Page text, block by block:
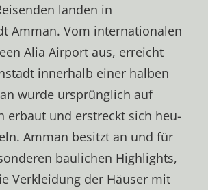
landen in
Am­man. Vom in­ter­na­tio­na­len
Alia Air­port aus, er­reicht
in­ner­halb ei­ner halben
wur­de ur­sprüng­lich auf
er­baut und er­streckt sich heu­
Am­man be­sitzt an und für
bau­li­chen High­lights,
Ver­klei­dung der Häu­ser mit